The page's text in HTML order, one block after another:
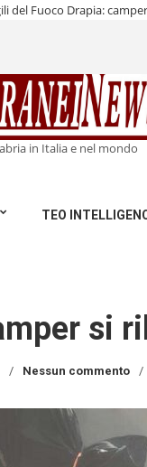
del Fuoco Drapia:
in Italia e nel mondo
TEO
si
Nessun commento